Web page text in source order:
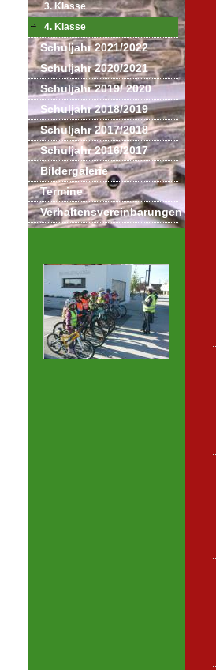
3. Klasse
4. Klasse
Schuljahr 2021/2022
Schuljahr 2020/2021
Schuljahr 2019/ 2020
Schuljahr 2018/2019
Schuljahr 2017/2018
Schuljahr 2016/2017
Bildergalerie
Termine
Verhaltensvereinbarungen